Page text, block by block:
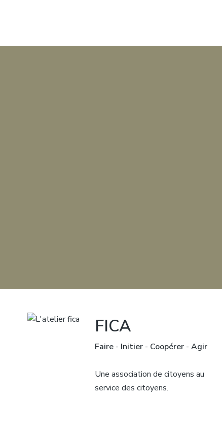
FICA
Faire- Initier- Coopérer- Agir
Une association de citoyens au
service des citoyens.